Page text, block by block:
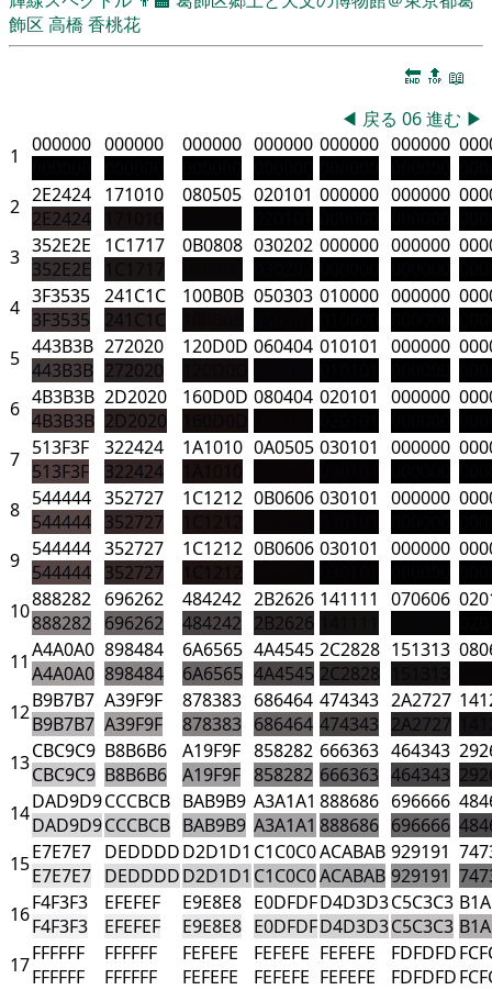
飾区 高橋 香桃花
🔚 🔝 📖
◀ 戻る 06進む ▶
1
000000 000000
000000 000000 000000 000000
2 2E2424
2E2424
171010
080505 020101 000000 000000
3 352E2E
352E2E
1C1717
0B0808 030202 000000 000000
4 3F3535
3F3535
241C1C
241C1C
100B0B 050303 010000 000000
5 443B3B
443B3B
272020
272020
120D0D 060404 010101
000000
6 4B3B3B
4B3B3B
2D2020
2D2020
160D0D 080404 020101
000000
7 513F3F
513F3F
322424
322424
1A1010 0A0505 030101
000000
8 544444
544444
352727
352727
1C1212 0B0606 030101
000000
9 544444
544444
352727
352727
1C1212 0B0606 030101
000000
10888282
888282
696262
696262
484242
484242
2B2626
2B2626
141111
070606
11 A4A0A0
A4A0A0
898484
898484
6A6565
6A6565
4A4545
4A4545
2C2828
2C2828
151313
12B9B7B7
B9B7B7
A39F9F
A39F9F
878383
878383
686464
686464
474343
474343
2A2727
2A2727
13CBC9C9
CBC9C9
B8B6B6
B8B6B6
A19F9F
A19F9F
858282
858282
666363
666363
464343
464343
14DAD9D9
DAD9D9
CCCBCB
CCCBCB
BAB9B9
BAB9B9
A3A1A1
A3A1A1
888686
888686
696666
696666
15E7E7E7
E7E7E7
DEDDDD
DEDDDD
D2D1D1
D2D1D1
C1C0C0
C1C0C0
ACABAB
ACABAB
929191
929191
16F4F3F3
F4F3F3
EFEFEF
EFEFEF
E9E8E8
E9E8E8
E0DFDF
E0DFDF
D4D3D3
D4D3D3
C5C3C3
C5C3C3
17FFFFFF
FFFFFF
FFFFFF
FFFFFF
FEFEFE
FEFEFE
FEFEFE
FEFEFE
FEFEFE
FEFEFE
FDFDFD
FDFDFD